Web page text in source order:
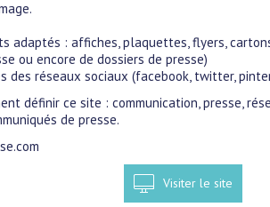
adaptés : affiches, plaquettes, flyers,
ou encore de dossiers de presse)
des réseaux sociaux (facebook, twitter,
définir ce site : communication, presse,
de presse.
Visiter le site